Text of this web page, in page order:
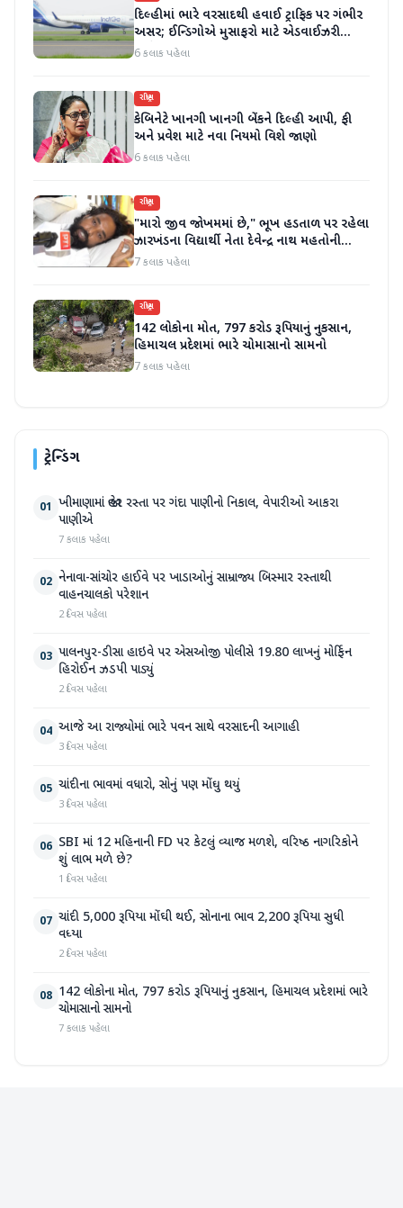
દિલ્હીમાં ભારે વરસાદથી હવાઈ ટ્રાફિક પર ગંભીર
અસર; ઈન્ડિગોએ મુસાફરો માટે એડવાઈઝરી
જાહેર કરી
6 કલાક પહેલા
રાષ્ટ્રીય
કેબિનેટે ખાનગી ખાનગી બેંકને દિલ્હી આપી, ફી
અને પ્રવેશ માટે નવા નિયમો વિશે જાણો
6 કલાક પહેલા
રાષ્ટ્રીય
"મારો જીવ જોખમમાં છે," ભૂખ હડતાળ પર રહેલા
ઝારખંડના વિદ્યાર્થી નેતા દેવેન્દ્ર નાથ મહતોની
તબિયત ખરાબ
7 કલાક પહેલા
રાષ્ટ્રીય
142 લોકોના મોત, 797 કરોડ રૂપિયાનું નુકસાન,
હિમાચલ પ્રદેશમાં ભારે ચોમાસાનો સામનો
7 કલાક પહેલા
ટ્રેન્ડિંગ
01 ખીમાણામાં જાહેર રસ્તા પર ગંદા પાણીનો નિકાલ, વેપારીઓ આકરા
પાણીએ
7 કલાક પહેલા
02 નેનાવા-સાંચોર હાઈવે પર ખાડાઓનું સામ્રાજ્ય બિસ્માર રસ્તાથી
વાહનચાલકો પરેશાન
2 દિવસ પહેલા
03 પાલનપુર-ડીસા હાઇવે પર એસઓજી પોલીસે 19.80 લાખનું મોર્ફિન
હિરોઈન ઝડપી પાડ્યું
2 દિવસ પહેલા
04 આજે આ રાજ્યોમાં ભારે પવન સાથે વરસાદની આગાહી
3 દિવસ પહેલા
05 ચાંદીના ભાવમાં વધારો, સોનું પણ મોંઘુ થયું
3 દિવસ પહેલા
06 SBI માં 12 મહિનાની FD પર કેટલું વ્યાજ મળશે, વરિષ્ઠ નાગરિકોને
શું લાભ મળે છે?
1 દિવસ પહેલા
07 ચાંદી 5,000 રૂપિયા મોંઘી થઈ, સોનાના ભાવ 2,200 રૂપિયા સુધી
વધ્યા
2 દિવસ પહેલા
08 142 લોકોના મોત, 797 કરોડ રૂપિયાનું નુકસાન, હિમાચલ પ્રદેશમાં ભારે
ચોમાસાનો સામનો
7 કલાક પહેલા